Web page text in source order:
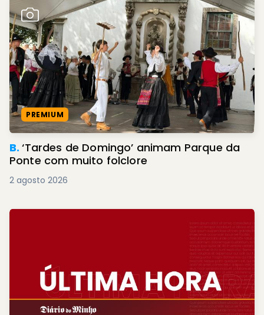
PREMIUM
B.‘Tardes de Domingo’ animam Parque da
Ponte com muito folclore
2 agosto 2026